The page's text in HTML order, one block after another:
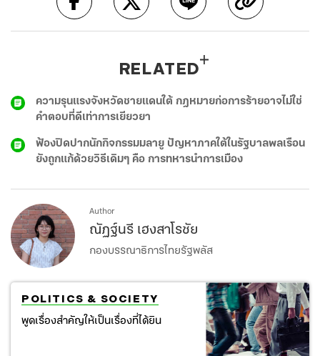
RELATED
ความรุนแรงจังหวัดชายแดนใต้ กฎหมายก่อการร้ายอาจไม่ใช่
คำตอบที่ดีเท่าการเยียวยา
ฟ้องปิดปากนักกิจกรรมมลายู ปัญหาภาคใต้ในรัฐบาลพลเรือน
ยังถูกแก้ด้วยวิธีเดิมๆ คือ การทหารนำการเมือง
Author
ณัฏฐ์นรี เฮงสาโรชัย
กองบรรณาธิการไทยรัฐพลัส
POLITICS & SOCIETY
พูดเรื่องสำคัญให้เป็นเรื่องที่ได้ยิน